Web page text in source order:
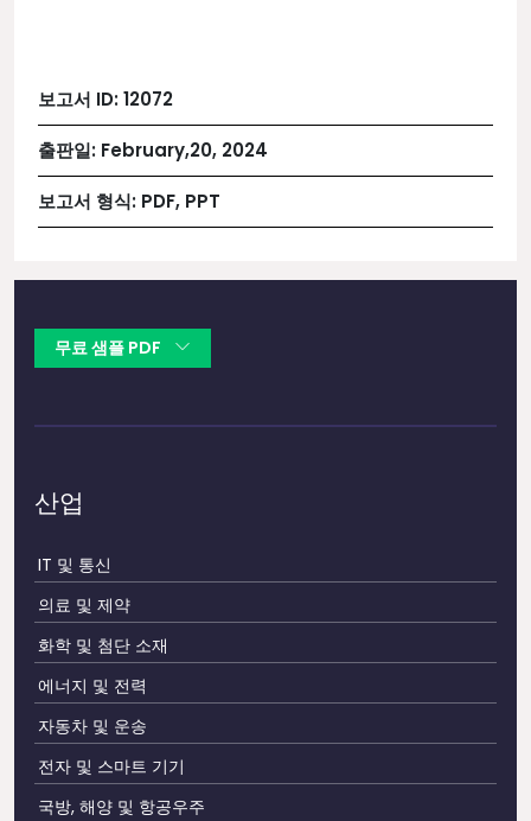
보고서 ID:12072
출판일: February,20, 2024
보고서 형식: PDF, PPT
무료 샘플 PDF
산업
IT 및 통신
의료 및 제약
화학 및 첨단 소재
에너지 및 전력
자동차 및 운송
전자 및 스마트 기기
국방, 해양 및 항공우주